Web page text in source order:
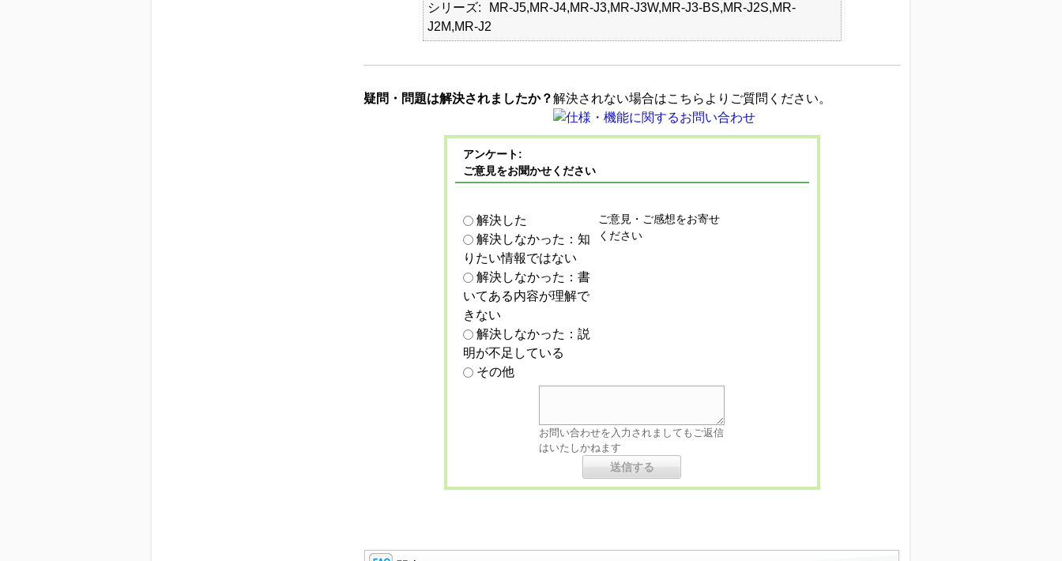
シリーズ
MR-J5,MR-J4,MR-J3,MR-J3W,MR-J3-BS,MR-J2S,MR-
J2M,MR-J2
疑問・問題は解決されましたか？解決されない場合はこちらよりご質問ください。
アンケート:
ご意見をお聞かせください
解決した
解決しなかった：知
りたい情報ではない
解決しなかった：書
いてある内容が理解で
きない
解決しなかった：説
明が不足している
その他
ご意見・ご感想をお寄せ
ください
お問い合わせを入力されましてもご返信
はいたしかねます